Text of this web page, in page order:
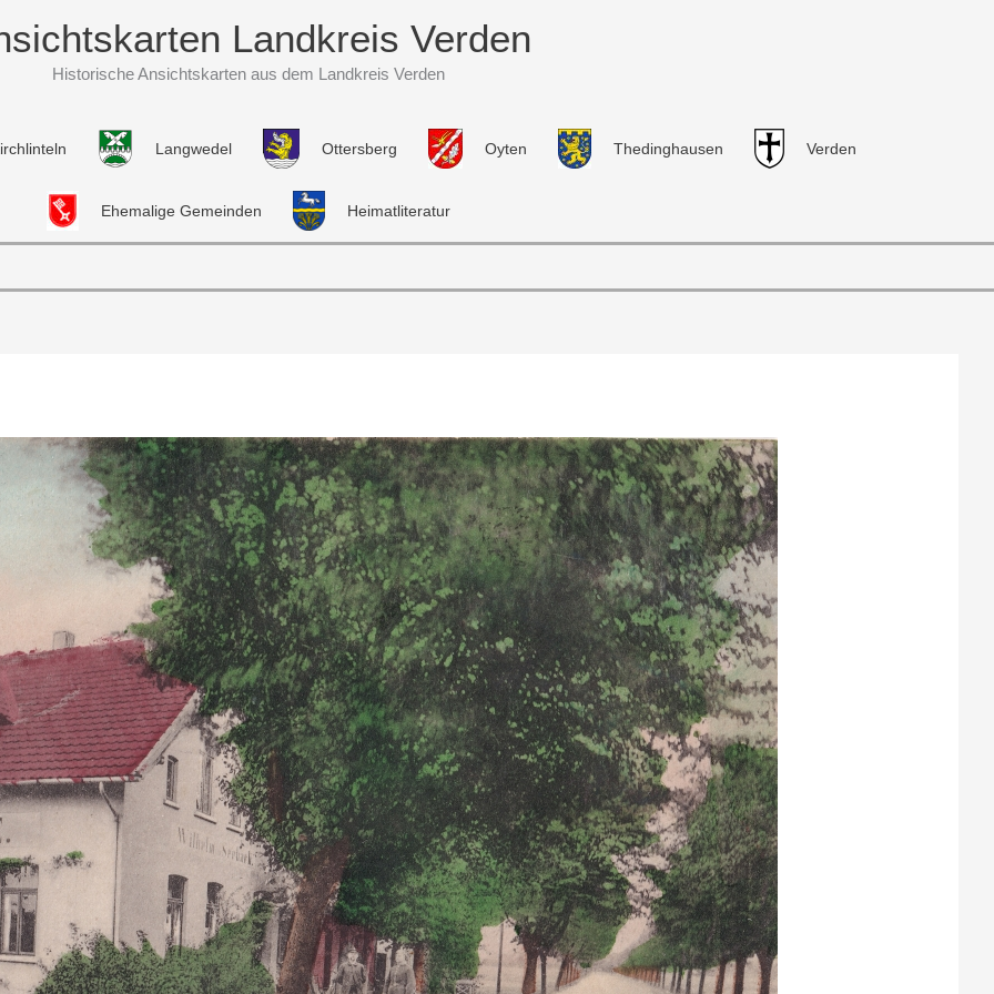
Landkreis Verden
Historische Ansichtskarten aus dem Landkreis Verden
Langwedel Ottersberg Oyten Thedinghausen Verden
Ehemalige Gemeinden Heimatliteratur